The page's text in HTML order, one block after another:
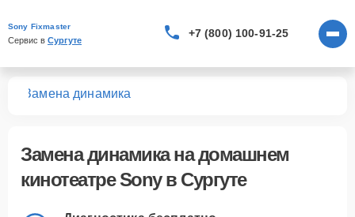
Sony Fixmaster
Сервис в Сургуте
+7 (800) 100-91-25
Замена динамика
Замена динамикана домашнем
кинотеатре Sony в Сургуте